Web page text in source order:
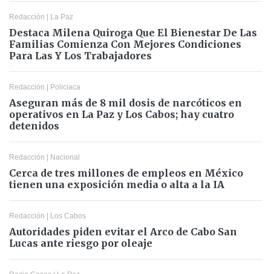
Redacción | La Paz
Destaca Milena Quiroga Que El Bienestar De Las
Familias Comienza Con Mejores Condiciones
Para Las Y Los Trabajadores
Redacción | Policiaca
Aseguran más de 8 mil dosis de narcóticos en
operativos en La Paz y Los Cabos; hay cuatro
detenidos
Redacción | Nacional
Cerca de tres millones de empleos en México
tienen una exposición media o alta a la IA
Redacción | Los Cabos
Autoridades piden evitar el Arco de Cabo San
Lucas ante riesgo por oleaje